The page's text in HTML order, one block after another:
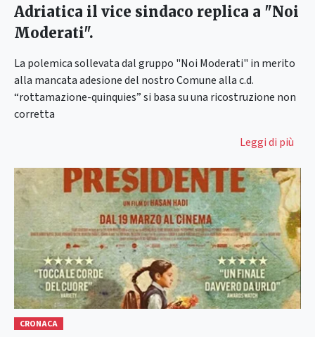
Adriatica il vice sindaco replica a "Noi
Moderati".
La polemica sollevata dal gruppo "Noi Moderati" in merito
alla mancata adesione del nostro Comune alla c.d.
“rottamazione-quinquies” si basa su una ricostruzione non
corretta
Leggi di più
CRONACA